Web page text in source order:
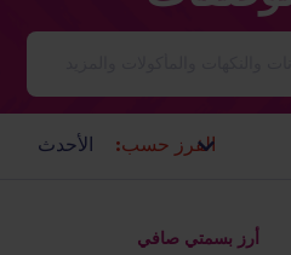
الفرز حسب:
أرز بسمتي صافي